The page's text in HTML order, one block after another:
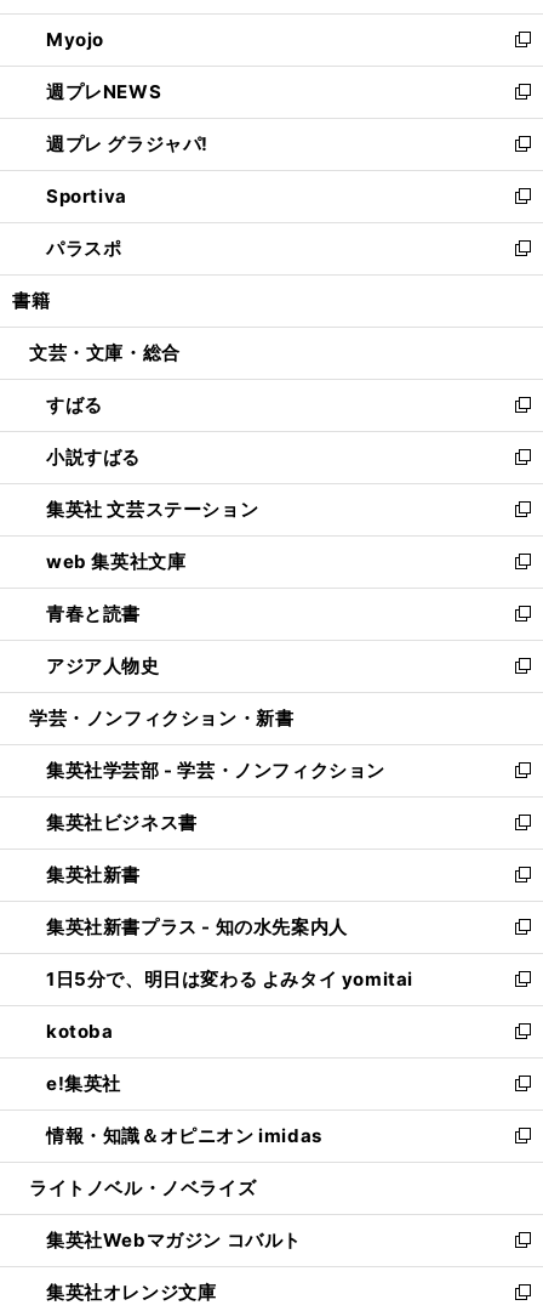
開
く
ウ
で
開
く
ン
ド
ウ
で
開
く
ウ
ィ
ン
ド
ウ
で
開
く
Myojo
新
し
い
ウ
ィ
ン
ド
ウ
で
開
週プレNEWS
新
し
い
ウ
ィ
ン
ド
ウ
開
週プレ グラジャパ!
新
し
い
ウ
ィ
ン
ウ
開
く
Sportiva
新
し
い
ウ
ン
ウ
で
開
く
パラスポ
新
し
ウ
ン
ド
ウ
で
開
く
書籍
文芸・文庫・総合
すばる
新
し
い
ウ
ィ
ン
ド
ウ
で
開
く
小説すばる
新
し
い
ウ
ィ
ン
ド
ウ
で
開
集英社 文芸ステーション
新
し
い
ウ
ィ
ン
ド
ウ
開
く
web 集英社文庫
新
し
い
ウ
ィ
ン
ウ
で
開
く
青春と読書
新
し
い
ウ
ン
ド
ウ
で
開
く
アジア人物史
新
し
ウ
ィ
ン
ド
ウ
で
開
く
学芸・ノンフィクション・新書
集英社学芸部 - 学芸・ノンフィクション
新
し
い
ウ
ィ
ン
ド
ウ
で
開
く
集英社ビジネス書
新
し
い
ウ
ィ
ン
ド
ウ
で
開
く
集英社新書
新
し
い
ウ
ィ
ン
ド
ウ
で
開
く
集英社新書プラス - 知の水先案内人
新
し
い
ウ
ィ
ン
ド
ウ
で
開
1日5分で、明日は変わる よみタイ yomitai
新
し
い
ウ
ィ
ン
ド
ウ
開
く
kotoba
新
し
い
ウ
ィ
ン
ウ
で
開
く
e!集英社
新
し
い
ウ
ン
ド
ウ
で
情報・知識＆オピニオン imidas
新
し
ウ
ィ
ン
ド
ライトノベル・ノベライズ
集英社Webマガジン コバルト
新
し
い
集英社オレンジ文庫
新